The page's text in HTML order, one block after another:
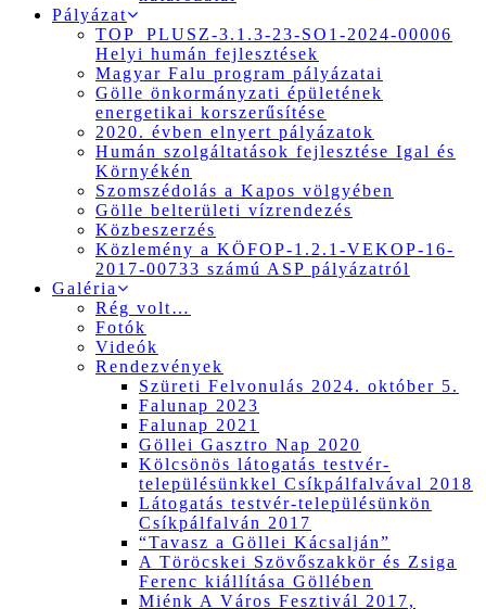
Pályázat
TOP_PLUSZ-3.1.3-23-SO1-2024-00006
Helyi humán fejlesztések
Magyar Falu program pályázatai
Gölle önkormányzati épületének
energetikai korszerűsítése
2020. évben elnyert pályázatok
Humán szolgáltatások fejlesztése Igal és
Környékén
Szomszédolás a Kapos völgyében
Gölle belterületi vízrendezés
Közbeszerzés
Közlemény a KÖFOP-1.2.1-VEKOP-16-
2017-00733 számú ASP pályázatról
Galéria
Rég volt…
Fotók
Videók
Rendezvények
Szüreti Felvonulás 2024. október 5.
Falunap 2023
Falunap 2021
Göllei Gasztro Nap 2020
Kölcsönös látogatás testvér-
településünkkel Csíkpálfalvával 2018
Látogatás testvér-településünkön
Csíkpálfalván 2017
“Tavasz a Göllei Kácsalján”
A Töröcskei Szövőszakkör és Zsiga
Ferenc kiállítása Göllében
Miénk A Város Fesztivál 2017,